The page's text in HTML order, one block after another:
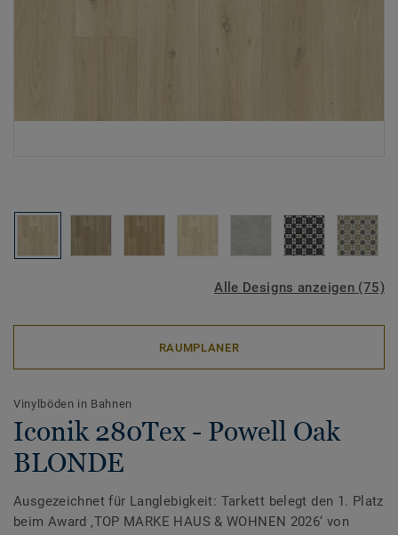
Alle Designs anzeigen (75)
RAUMPLANER
Vinylböden in Bahnen
Iconik 280Tex - Powell Oak
BLONDE
Ausgezeichnet für Langlebigkeit: Tarkett belegt den 1. Platz
beim Award ‚TOP MARKE HAUS & WOHNEN 2026‘ von